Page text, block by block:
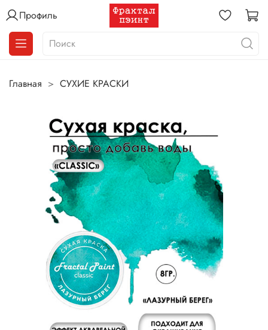
Профиль
Главная СУХИЕ КРАСКИ